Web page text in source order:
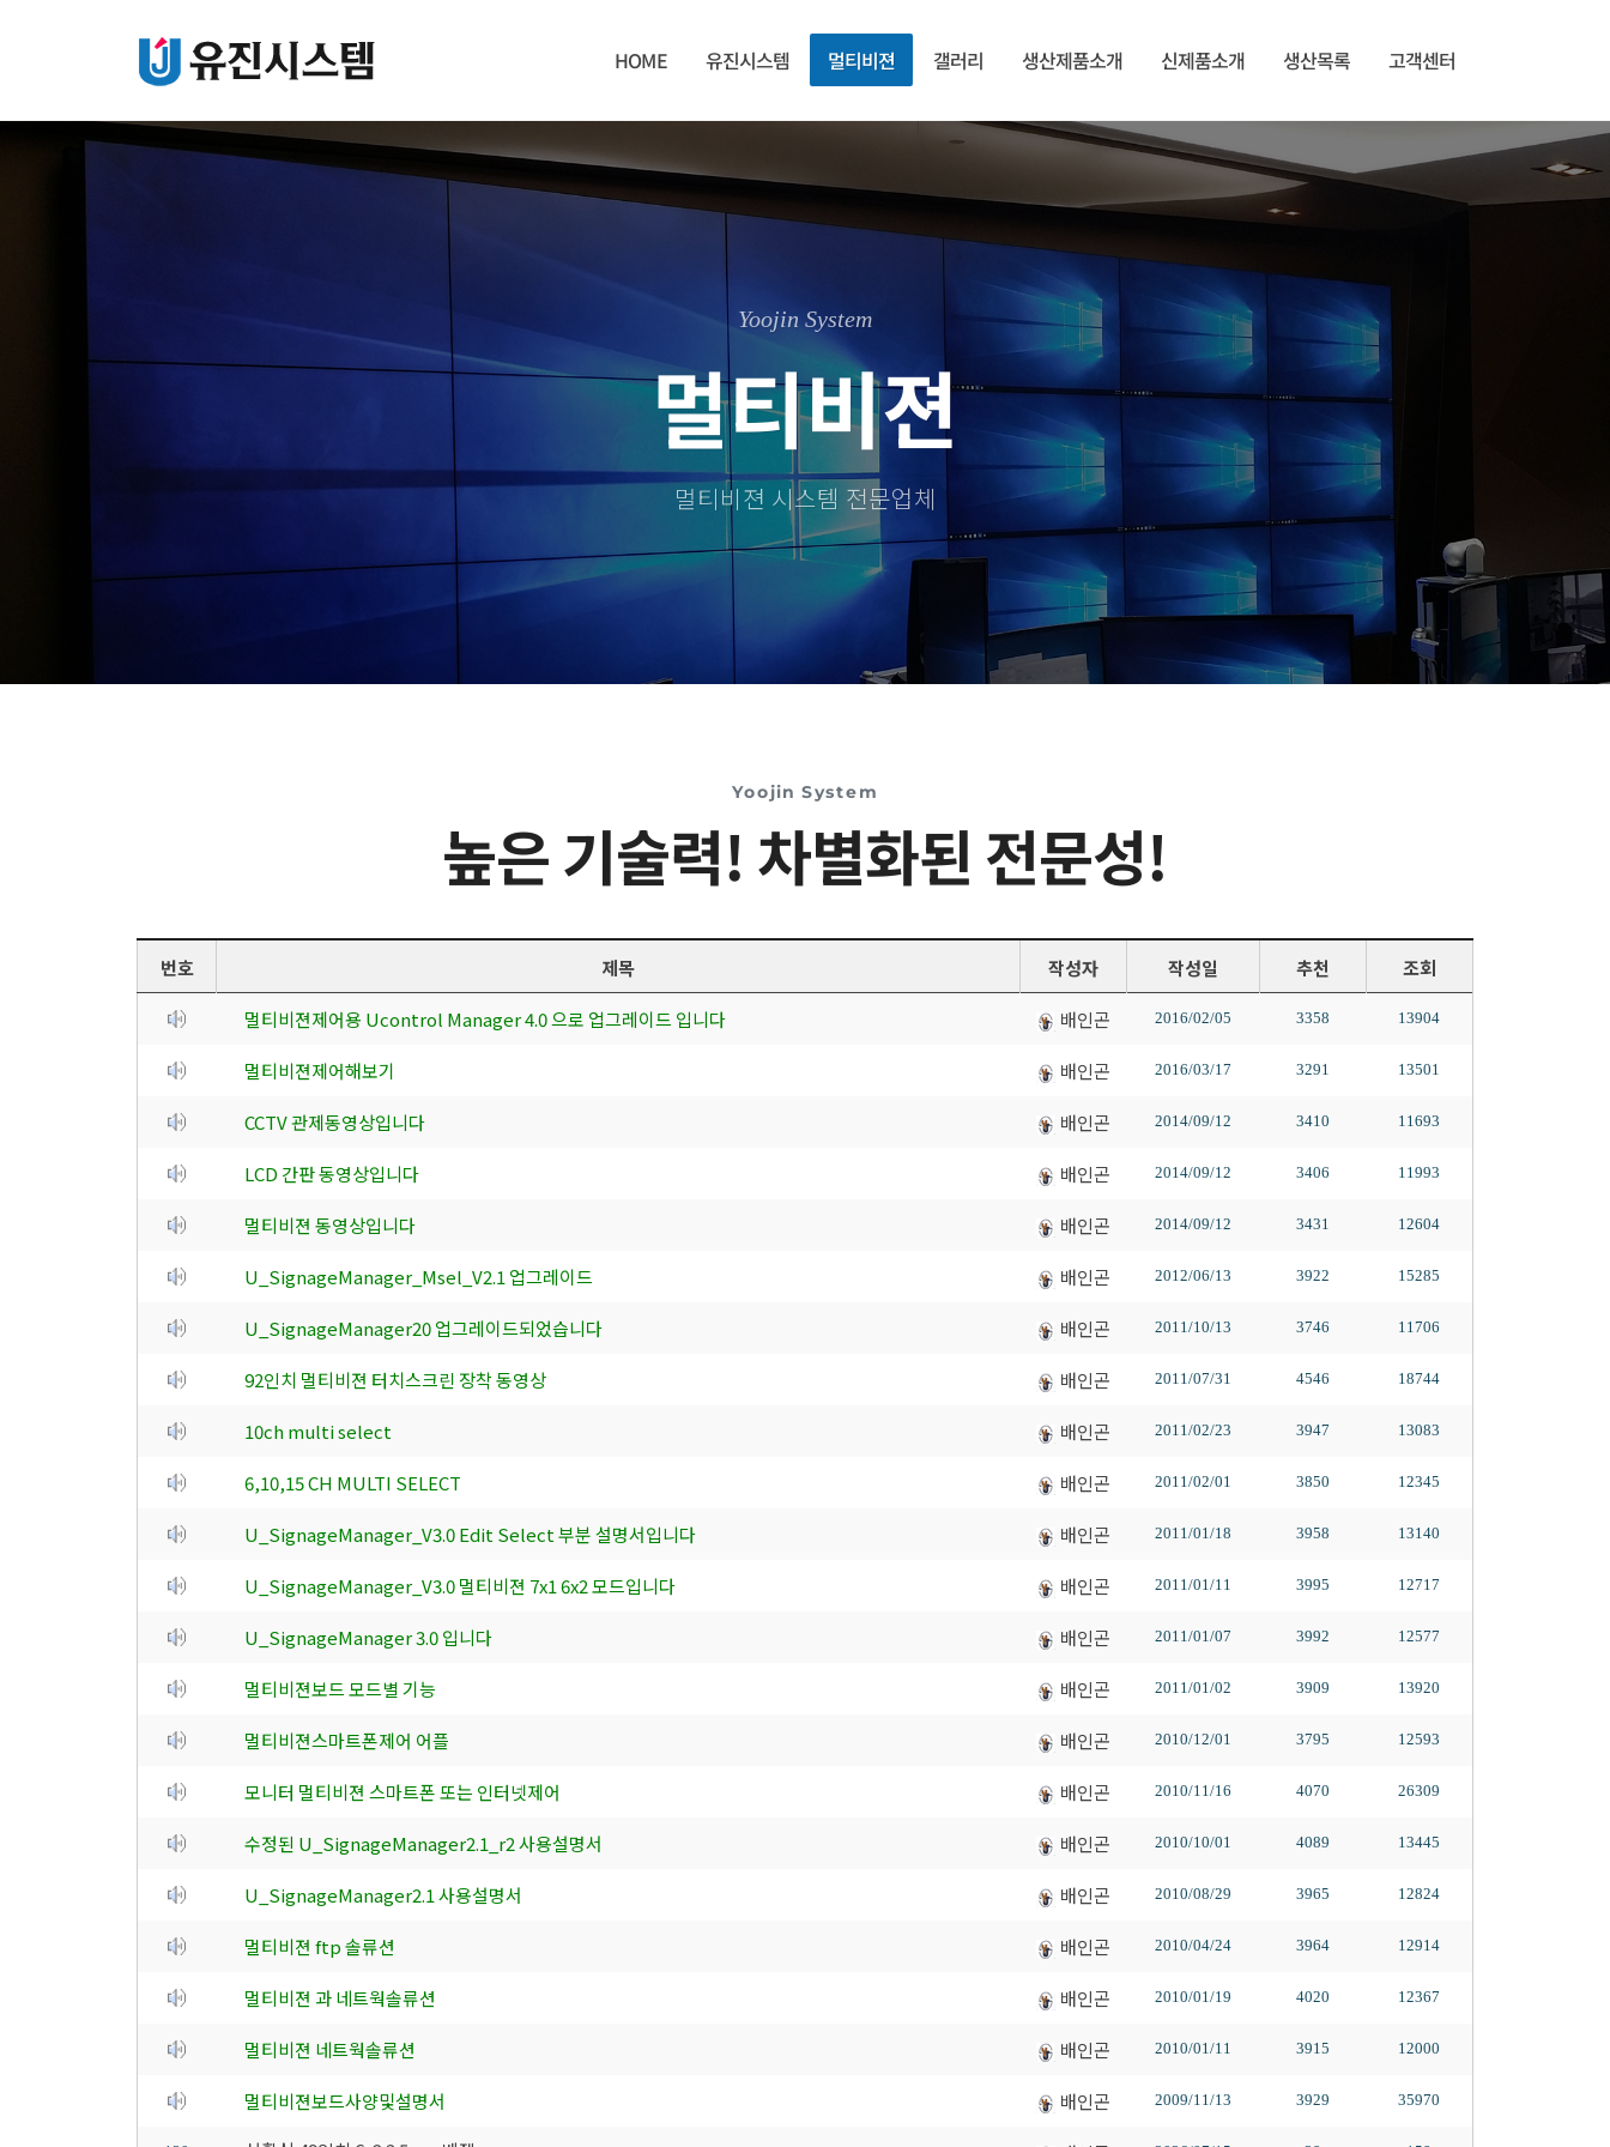
HOME 유진시스템 멀티비젼 갤러리 생산제품소개 신제품소개 생산목록 고객센터
Yoojin System
멀티비젼
멀티비젼 시스템 전문업체
Yoojin System
높은 기술력! 차별화된 전문성!
번호 제목 작성자 작성일 추천 조회
멀티비젼제어용 Ucontrol Manager 4.0 으로 업그레이드 입니다 배인곤 2016/02/05 3358 13904
멀티비젼제어해보기 배인곤 2016/03/17 3291 13501
CCTV 관제동영상입니다 배인곤 2014/09/12 3410 11693
LCD 간판 동영상입니다 배인곤 2014/09/12 3406 11993
멀티비젼 동영상입니다 배인곤 2014/09/12 3431 12604
U_SignageManager_Msel_V2.1 업그레이드 배인곤 2012/06/13 3922 15285
U_SignageManager20 업그레이드되었습니다 배인곤 2011/10/13 3746 11706
92인치 멀티비젼 터치스크린 장착 동영상 배인곤 2011/07/31 4546 18744
10ch multi select 배인곤 2011/02/23 3947 13083
6,10,15 CH MULTI SELECT 배인곤 2011/02/01 3850 12345
U_SignageManager_V3.0 Edit Select 부분 설명서입니다 배인곤 2011/01/18 3958 13140
U_SignageManager_V3.0 멀티비젼 7x1 6x2 모드입니다 배인곤 2011/01/11 3995 12717
U_SignageManager 3.0 입니다 배인곤 2011/01/07 3992 12577
멀티비젼보드 모드별 기능 배인곤 2011/01/02 3909 13920
멀티비젼스마트폰제어 어플 배인곤 2010/12/01 3795 12593
모니터 멀티비젼 스마트폰 또는 인터넷제어 배인곤 2010/11/16 4070 26309
수정된 U_SignageManager2.1_r2 사용설명서 배인곤 2010/10/01 4089 13445
U_SignageManager2.1 사용설명서 배인곤 2010/08/29 3965 12824
멀티비젼 ftp 솔류션 배인곤 2010/04/24 3964 12914
멀티비젼 과 네트웍솔류션 배인곤 2010/01/19 4020 12367
멀티비젼 네트웍솔류션 배인곤 2010/01/11 3915 12000
멀티비젼보드사양및설명서 배인곤 2009/11/13 3929 35970